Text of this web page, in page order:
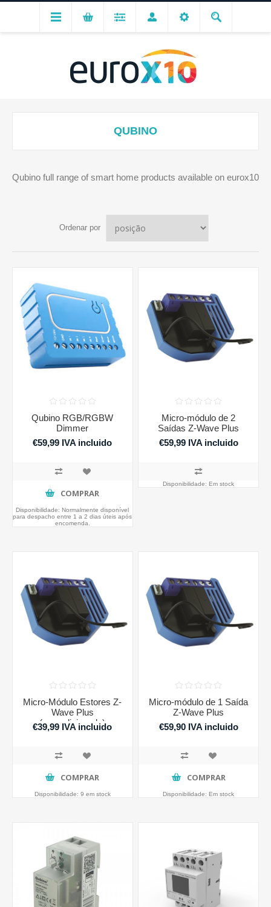
QUBINO
Qubino full range of smart home products available on eurox10
Ordenar por
Qubino RGB/RGBW
Dimmer
€59,99 IVA incluido
COMPRAR
Disponibilidade: Normalmente disponível
para despacho entre 1 a 2 dias úteis após
encomenda.
Micro-módulo de 2
Saídas Z-Wave Plus
€59,99 IVA incluido
Disponibilidade: Em stock
Micro-Módulo Estores Z-
Wave Plus
(recondicionado)
€39,99 IVA incluido
COMPRAR
Disponibilidade: 9 em stock
Micro-módulo de 1 Saída
Z-Wave Plus
€59,90 IVA incluido
COMPRAR
Disponibilidade: Em stock